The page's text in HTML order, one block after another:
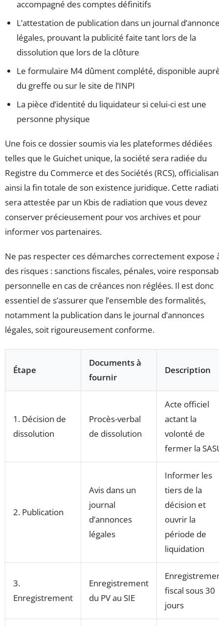
accompagné des comptes définitifs
L’attestation de publication dans un journal
légales, prouvant la publicité faite tant lors de la
dissolution que lors de la clôture
Le formulaire M4 dûment complété, disponible
du greffe ou sur le site de l’INPI
La pièce d’identité du liquidateur si celui-ci est une
personne physique
Une fois ce dossier soumis via les plateformes dédiées
telles que le Guichet unique, la société sera radiée du
Registre du Commerce et des Sociétés (RCS),
ainsi la fin totale de son existence juridique. Cette
sera attestée par un Kbis de radiation que vous devez
conserver précieusement pour vos archives et pour
informer vos partenaires.
Ne pas respecter ces démarches correctement expose
des risques : sanctions fiscales, pénales, voire
personnelle en cas de créances non réglées. Il est donc
essentiel de s’assurer que l’ensemble des formalités,
notamment la publication dans le journal d’annonces
légales, soit rigoureusement conforme.
Étape
Documents à
fournir
Description
1. Décision de
dissolution
Procès-verbal
de dissolution
Acte officiel
actant la
volonté de
fermer la
2. Publication
Avis dans un
journal
d’annonces
légales
Informer les
tiers de la
décision et
ouvrir la
période de
liquidation
3.
Enregistrement
Enregistrement
du PV au SIE
fiscal sous 30
jours